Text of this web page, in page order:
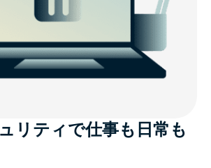
リティで仕事も日常も